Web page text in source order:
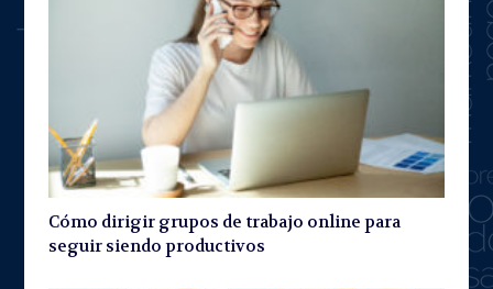
Cómo dirigir grupos de trabajo online para
seguir siendo productivos